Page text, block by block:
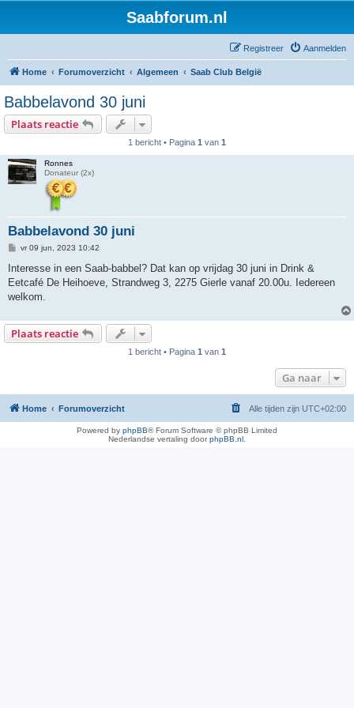
Saabforum.nl
Aanmelden
Registreer
Home Forumoverzicht Algemeen Saab Club België
Babbelavond 30 juni
Plaats reactie
1 bericht • Pagina 1 van 1
Ronnes
Donateur (2x)
Babbelavond 30 juni
B
r
c
h
vr 09 jun, 2023 10:42
Interesse in een Saab-babbel? Dat kan op vrijdag 30 juni in Drink &
Eetcafé De Heihoeve, Strandweg 3, 2275 Gierle vanaf 20.00u. Iedereen
welkom.
Plaats reactie
1 bericht • Pagina 1 van 1
Ga naar
Home Forumoverzicht Alle tijden zijn UTC+02:00
Powered by phpBB® Forum Software © phpBB Limited
Nederlandse vertaling doorphpBB.nl